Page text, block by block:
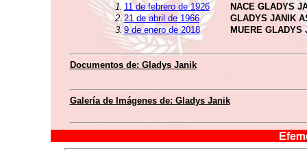
1. 11 de febrero de 1926
NACE GLADYS
2.21 de abril de 1966
GLADYS JANIK
3. 9 de enero de 2018 MUERE GLADYS
Documentos de: Gladys Janik
Galería de Imágenes de: Gladys Janik